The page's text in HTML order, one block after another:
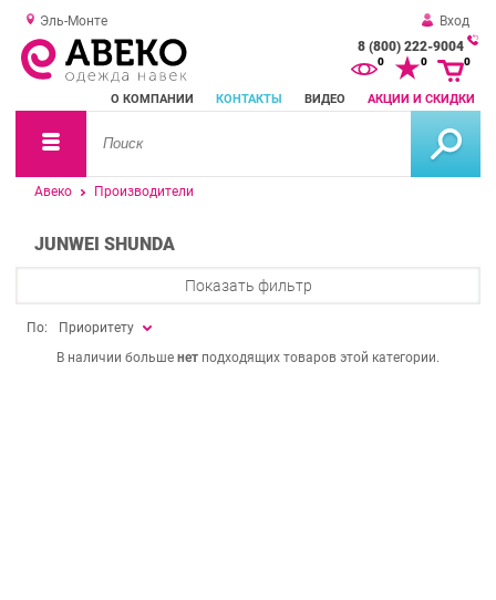
Эль-Монте
Вход
8 (800) 222-9004
О КОМПАНИИ КОНТАКТЫ ВИДЕО АКЦИИ И СКИДКИ
0 0 0
Авеко Производители
JUNWEI SHUNDA
Показать фильтр
По:
Приоритету
В наличии больше нет подходящих товаров этой категории.